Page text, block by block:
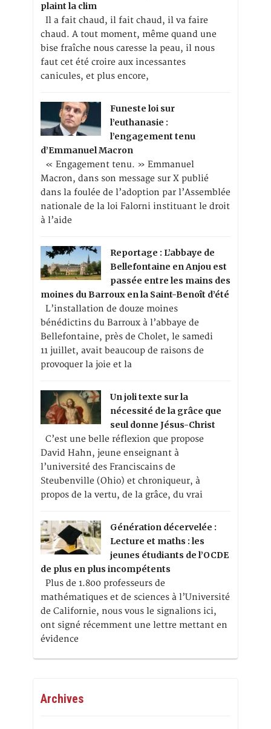
plaint la clim
Il a fait chaud, il fait chaud, il va faire
chaud. A tout moment, même quand une
bise fraîche nous caresse la peau, il nous
faut cet été croire aux incessantes
canicules, et plus encore,
Funeste loi sur
l’euthanasie :
l’engagement tenu
d’Emmanuel Macron
« Engagement tenu. » Emmanuel
Macron, dans son message sur X publié
dans la foulée de l’adoption par l’Assemblée
nationale de la loi Falorni instituant le droit
à l’aide
Reportage : L’abbaye de
Bellefontaine en Anjou est
passée entre les mains des
moines du Barroux en la Saint-Benoît d’été
L’installation de douze moines
bénédictins du Barroux à l’abbaye de
Bellefontaine, près de Cholet, le samedi
11 juillet, avait beaucoup de raisons de
provoquer la joie et la
Un joli texte sur la
nécessité de la grâce que
seul donne Jésus-Christ
C’est une belle réflexion que propose
David Hahn, jeune enseignant à
l’université des Franciscains de
Steubenville (Ohio) et chroniqueur, à
propos de la vertu, de la grâce, du vrai
Génération décervelée :
Lecture et maths : les
jeunes étudiants de l’OCDE
de plus en plus incompétents
Plus de 1.800 professeurs de
mathématiques et de sciences à l’Université
de Californie, nous vous le signalions ici,
ont signé récemment une lettre mettant en
évidence
Archives